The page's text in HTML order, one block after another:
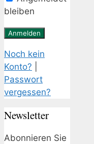
bleiben
Noch kein
Konto?
Passwort
vergessen?
Newsletter
Abonnieren Sie